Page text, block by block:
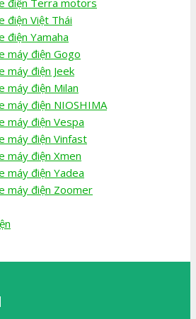
điện Việt Thái
điện Yamaha
máy điện Gogo
máy điện Jeek
máy điện Milan
máy điện NIOSHIMA
máy điện Vespa
máy điện Vinfast
máy điện Xmen
máy điện Yadea
máy điện Zoomer